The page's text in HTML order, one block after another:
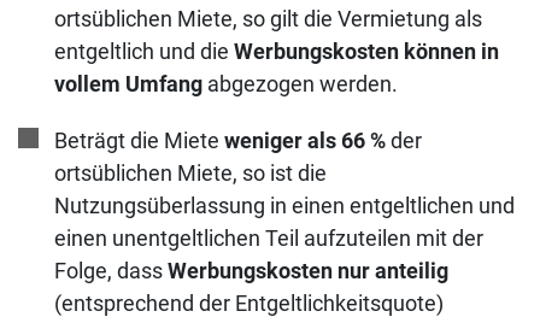
ortsüblichen Miete, so gilt die Vermietung als
entgeltlich und die Werbungskosten können in
vollem Umfang abgezogen werden.
Beträgt die Miete weniger als 66 %der
ortsüblichen Miete, so ist die
Nutzungsüberlassung in einen entgeltlichen und
einen unentgeltlichen Teil aufzuteilen mit der
Folge, dassWerbungskosten nur anteilig
(entsprechend der Entgeltlichkeitsquote)